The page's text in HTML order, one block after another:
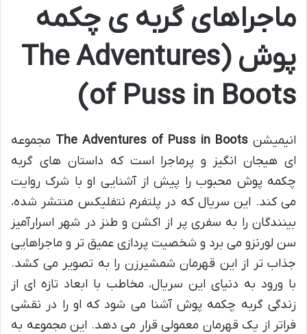
ماجراهای گربه ی چکمه
پوش (The Adventures
of Puss in Boots)
انیمیشن The Adventures of Puss in Boots مجموعه
ای هیجان انگیز و پرماجرا است که داستان های گربه
چکمه پوش محبوب را پیش از آشنایی او با شرک روایت
می کند. این سریال که در پلتفرم نتفلیکس منتشر شده،
بینندگان را به سفری پر از اکشن و طنز در شهر اسرارآمیز
سن لورنزو می برد و شخصیت پردازی عمیق تر و ماجراهایی
جذاب تر از این قهرمان شمشیرزن را به تصویر می کشد.
با ورود به دنیای این سریال، مخاطب با ابعاد تازه ای از
زندگی گربه چکمه پوش آشنا می شود که او را در نقشی
فراتر از یک قهرمان معمولی قرار می دهد. این مجموعه به